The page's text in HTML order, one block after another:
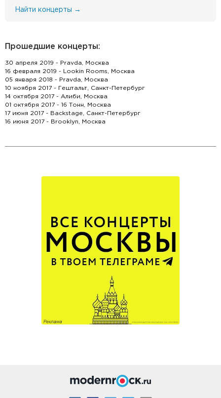
Найти концерты →
Прошедшие концерты:
30 апреля 2019 - Pravda, Москва
16 февраля 2019 - Lookin Rooms, Москва
05 января 2018 - Pravda, Москва
10 ноября 2017 - Гештальт, Санкт-Петербург
14 октября 2017 - Алиби, Москва
01 октября 2017 - 16 Тонн, Москва
17 июня 2017 - Backstage, Санкт-Петербург
16 июня 2017 - Brooklyn, Москва